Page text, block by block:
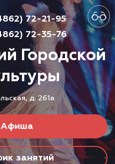
Городской
д. 261а
Афиша
занятий
72-21-95
72-35-76